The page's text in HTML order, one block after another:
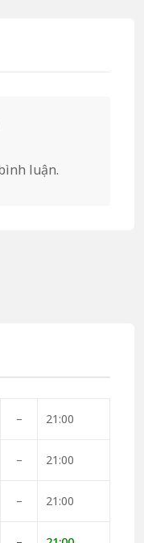
luận.
– 21:00
– 21:00
– 21:00